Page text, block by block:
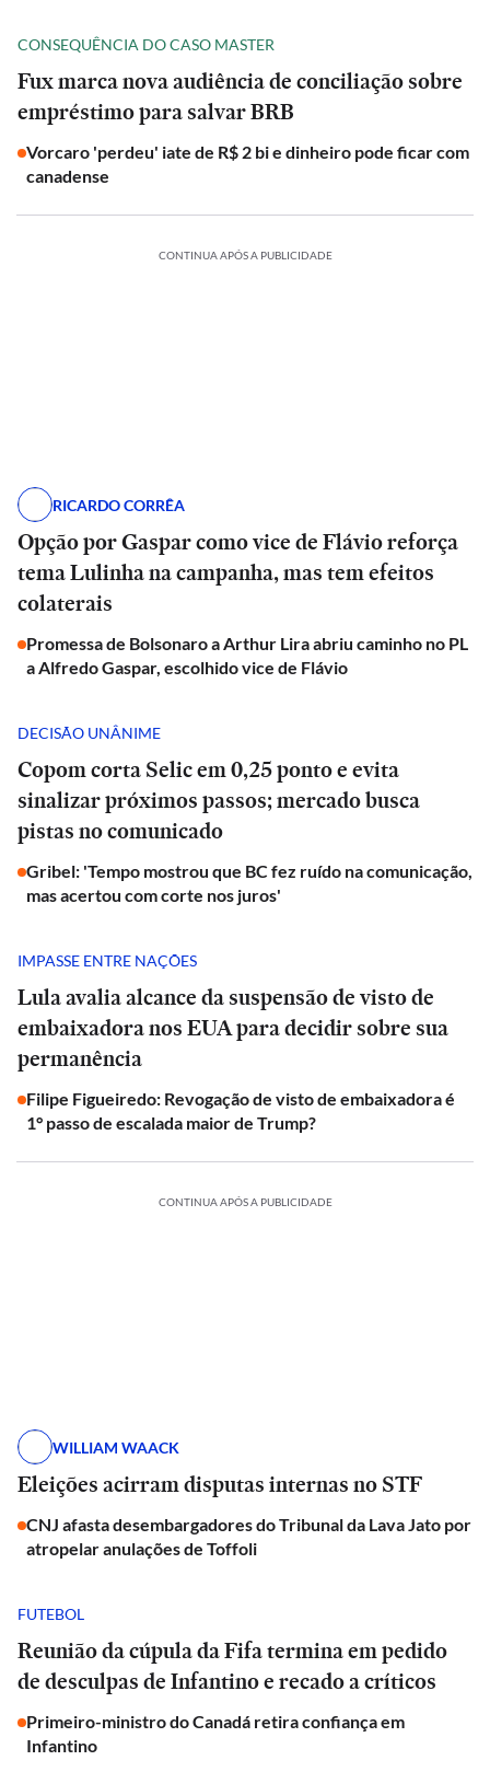
CONSEQUÊNCIA DO CASO MASTER
Fux marca nova audiência de conciliação sobre
empréstimo para salvar BRB
Vorcaro 'perdeu' iate de R$ 2 bi e dinheiro pode ficar com
canadense
CONTINUA APÓS A PUBLICIDADE
RICARDO CORRÊA
Opção por Gaspar como vice de Flávio reforça
tema Lulinha na campanha, mas tem efeitos
colaterais
Promessa de Bolsonaro a Arthur Lira abriu caminho no PL
a Alfredo Gaspar, escolhido vice de Flávio
DECISÃO UNÂNIME
Copom corta Selic em 0,25 ponto e evita
sinalizar próximos passos; mercado busca
pistas no comunicado
Gribel: 'Tempo mostrou que BC fez ruído na comunicação,
mas acertou com corte nos juros'
IMPASSE ENTRE NAÇÕES
Lula avalia alcance da suspensão de visto de
embaixadora nos EUA para decidir sobre sua
permanência
Filipe Figueiredo: Revogação de visto de embaixadora é
1° passo de escalada maior de Trump?
CONTINUA APÓS A PUBLICIDADE
WILLIAM WAACK
Eleições acirram disputas internas no STF
CNJ afasta desembargadores do Tribunal da Lava Jato por
atropelar anulações de Toffoli
FUTEBOL
Reunião da cúpula da Fifa termina em pedido
de desculpas de Infantino e recado a críticos
Primeiro-ministro do Canadá retira confiança em
Infantino